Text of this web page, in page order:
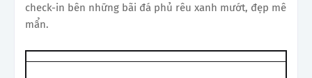
check-in bên những bãi đá phủ rêu xanh mướt, đẹp mê
mẩn.